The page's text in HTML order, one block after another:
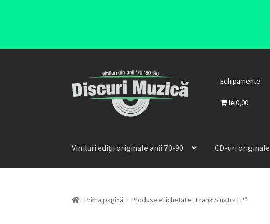
Echipamente
lei0,00
Viniluri ediții originale anii 70-90 CD-uri originale
Prima pagină Produse etichetate „Frank Sinatra LP”